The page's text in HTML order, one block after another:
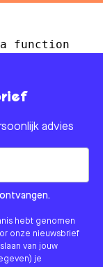
function
advies
hebt genomen
onze nieuwsbrief
van jouw
je